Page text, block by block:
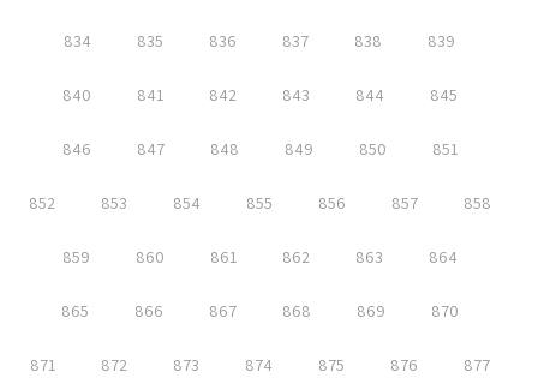
834 835 836 837 838 839
840 841 842 843 844 845
846 847 848 849 850 851
852 853 854 855 856 857 858
859 860 861 862 863 864
865 866 867 868 869 870
871 872 873 874 875 876 877